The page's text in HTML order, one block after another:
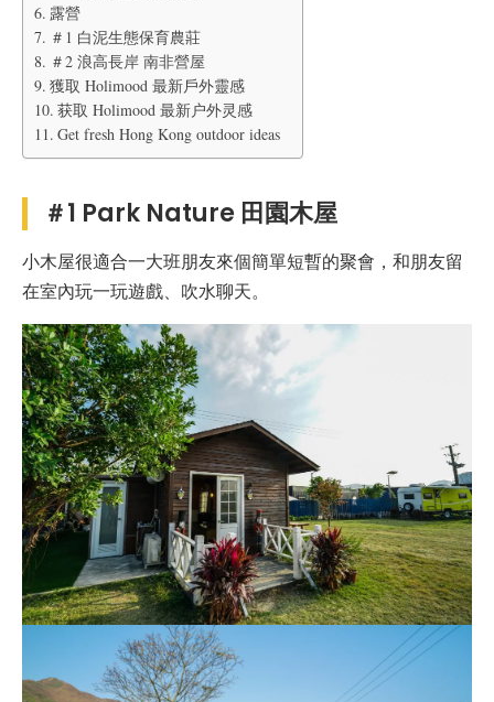
露營
＃1 白泥生態保育農莊
＃2 浪高長岸 南非營屋
獲取 Holimood 最新戶外靈感
获取 Holimood 最新户外灵感
Get fresh Hong Kong outdoor ideas
＃1 Park Nature 田園木屋
小木屋很適合一大班朋友來個簡單短暫的聚會，和朋友留
在室內玩一玩遊戲、吹水聊天。